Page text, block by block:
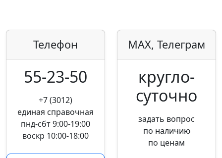
Телефон
55-23-50
+7 (3012)
единая справочная
пнд-сбт 9:00-19:00
воскр 10:00-18:00
MAX, Телеграм
кругло­
суточно
задать вопрос
по наличию
по ценам